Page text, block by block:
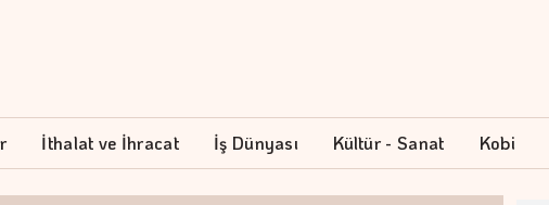
İthalat ve İhracat İş Dünyası Kültür - Sanat Kobi